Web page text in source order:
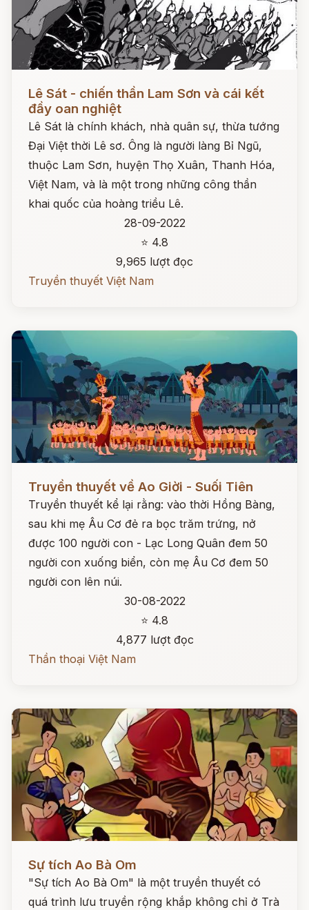
Lê Sát - chiến thần Lam Sơn và cái kết
đầy oan nghiệt
Lê Sát là chính khách, nhà quân sự, thừa tướng
Đại Việt thời Lê sơ. Ông là người làng Bỉ Ngũ,
thuộc Lam Sơn, huyện Thọ Xuân, Thanh Hóa,
Việt Nam, và là một trong những công thần
khai quốc của hoàng triều Lê.
28-09-2022
⭐ 4.8
9,965 lượt đọc
Truyền thuyết Việt Nam
Đọc ngay
Truyền thuyết về Ao Giời - Suối Tiên
Truyền thuyết kể lại rằng: vào thời Hồng Bàng,
sau khi mẹ Âu Cơ đẻ ra bọc trăm trứng, nở
được 100 người con - Lạc Long Quân đem 50
người con xuống biển, còn mẹ Âu Cơ đem 50
người con lên núi.
30-08-2022
⭐ 4.8
4,877 lượt đọc
Thần thoại Việt Nam
Sự tích Ao Bà Om
"Sự tích Ao Bà Om" là một truyền thuyết có
quá trình lưu truyền rộng khắp không chỉ ở Trà